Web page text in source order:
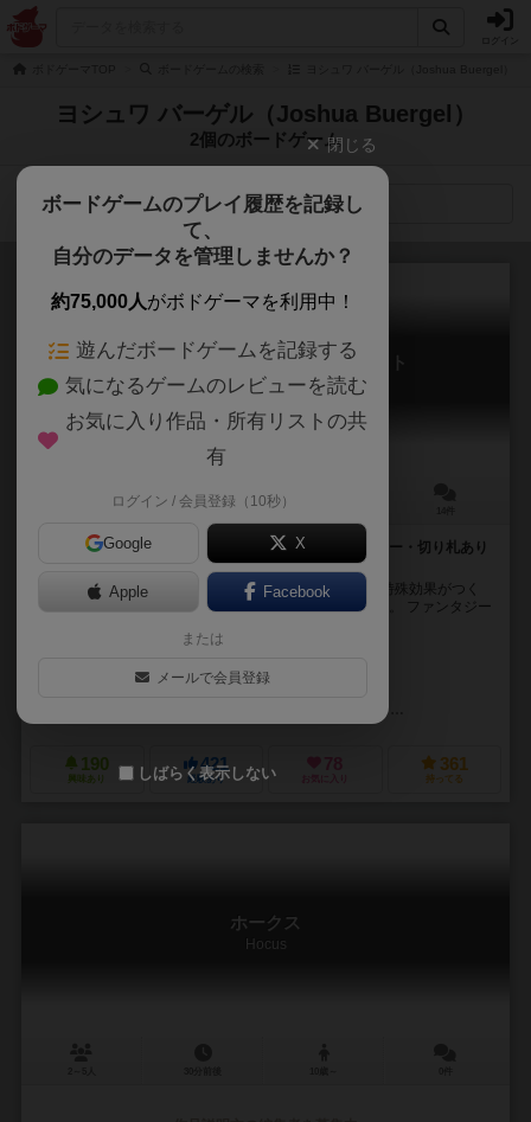
ヨシュワ バーゲル（Joshua Buergel）
2個のボードゲーム
検索メニュー
フォックス・イン・ザ・フォレスト
The Fox in the Forest
30分前後
奇数のカードには特殊効果が！3スート・マストフォロー・切り札あり
の2人用トリックテイキングカード。
ベースとなるルールは王道のトリックテイキングで、特殊効果がつく
ところと2人専用であることが一番の特徴かと思います。 ファンタジー
ジェニファー・メイヤー（Jennifer L. Meyer）
190
興味あり
421
経験あり
78
お気に入り
361
持ってる
ホークス
Hocus
閉じる
ボードゲームのプレイ履歴を記録し
て、
自分のデータを管理しませんか？
約75,000人がボドゲーマを利用中！
遊んだボードゲームを記録する
気になるゲームのレビューを読む
お気に入り作品・所有リストの共
有
ログイン / 会員登録（10秒）
Google X
Apple Facebook
または
メールで会員登録
しばらく表示しない